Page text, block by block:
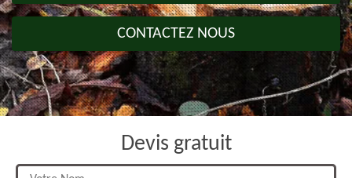
CONTACTEZ NOUS
Devis gratuit